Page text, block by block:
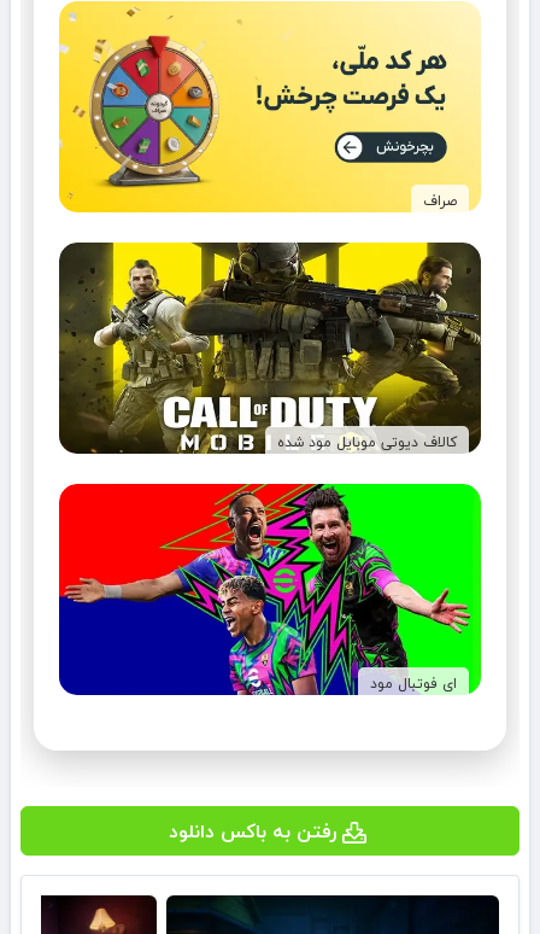
صراف
کالاف دیوتی موبایل مود شده
ای فوتبال مود
رفتن به باکس دانلود